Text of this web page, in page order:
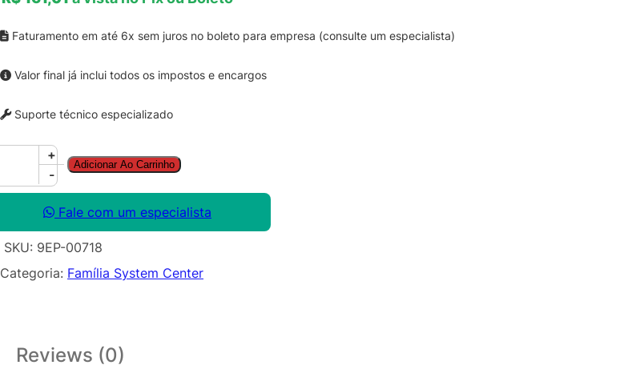
Faturamento em até 6x sem juros no boleto para empresa (consulte um especialista)
Valor final já inclui todos os impostos e encargos
Suporte técnico especializado
+
-
Adicionar Ao Carrinho
Fale com um especialista
SKU: 9EP-00718
Categoria: Família System Center
Reviews (0)